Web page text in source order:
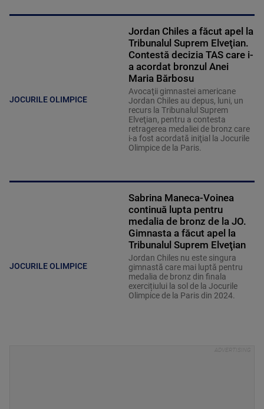
JOCURILE OLIMPICE
Jordan Chiles a făcut apel la
Tribunalul Suprem Elveţian.
Contestă decizia TAS care i-
a acordat bronzul Anei
Maria Bărbosu
Avocaţii gimnastei americane
Jordan Chiles au depus, luni, un
recurs la Tribunalul Suprem
Elveţian, pentru a contesta
retragerea medaliei de bronz care
i-a fost acordată iniţial la Jocurile
Olimpice de la Paris.
JOCURILE OLIMPICE
Sabrina Maneca-Voinea
continuă lupta pentru
medalia de bronz de la JO.
Gimnasta a făcut apel la
Tribunalul Suprem Elveţian
Jordan Chiles nu este singura
gimnastă care mai luptă pentru
medalia de bronz din finala
exercițiului la sol de la Jocurile
Olimpice de la Paris din 2024.